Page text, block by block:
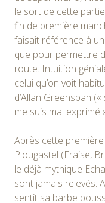
le sort de cette
fin de première
faisait référence à
que pour permettre
route. Intuition
celui qu’on voit
d’Allan Greenspan
me suis mal exprimé
Après cette
Plougastel (Fraise,
le déjà mythique
sont jamais relevés.
sentit sa barbe